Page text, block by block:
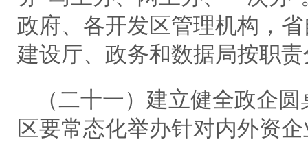
政府、各开发区管理机构，
建设厅、政务和数据局按职
（二十一）建立健全政企
区要常态化举办针对内外资